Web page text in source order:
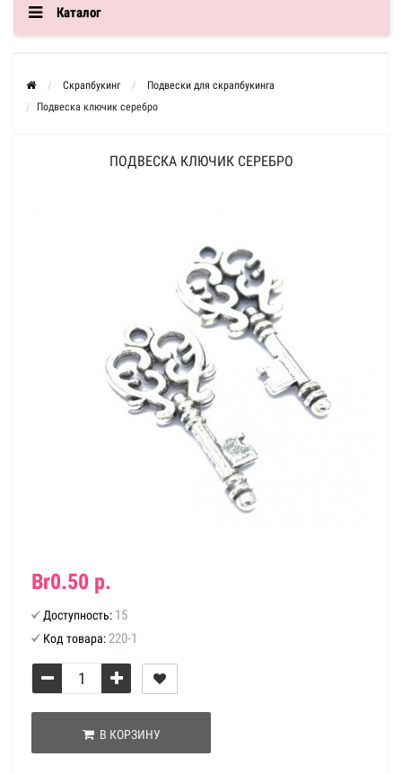
Каталог
Скрапбукинг
Подвески для скрапбукинга
Подвеска ключик серебро
ПОДВЕСКА КЛЮЧИК СЕРЕБРО
Br0.50 р.
Доступность: 15
Код товара: 220-1
В КОРЗИНУ